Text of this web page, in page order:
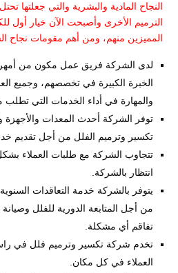
النجاح المادية والبشرية والتي جعلتها
الترميم الأخرى وأصبحت الآن خيار أول
المميزين منهم، ومن أهم مقومات نجاح
لدى الشركة فريق عمل مكون من أمهر
الخبرة الكبيرة في تخصصهم، وجميع
والمهارة في أداء الخدمات التي تطلب
توفر الشركة أحدث المعدات
تكسير وترميم الفلل من أجل تقديم
تتجاوب الشركة مع طلبات العملاء
انتظار بالشركة.
يتوفر بالشركة خدمة التعاقدات
من أجل المتابعة الدورية للفلل
تفاقم أي مشكلة.
تخدم شركة تكسير وترميم فلل في
العملاء في كل مكان.